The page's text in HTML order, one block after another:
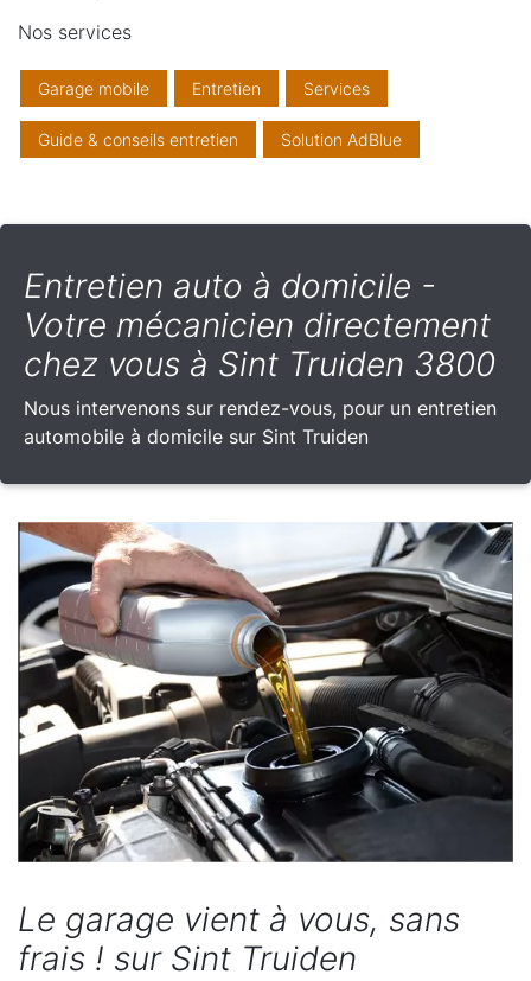
Nos services
Garage mobile Entretien Services
Guide & conseils entretien Solution AdBlue
Entretien auto à domicile -
Votre mécanicien directement
chez vous à Sint Truiden 3800
Nous intervenons sur rendez-vous, pour un entretien
automobile à domicile sur Sint Truiden
Le garage vient à vous, sans
frais ! sur Sint Truiden